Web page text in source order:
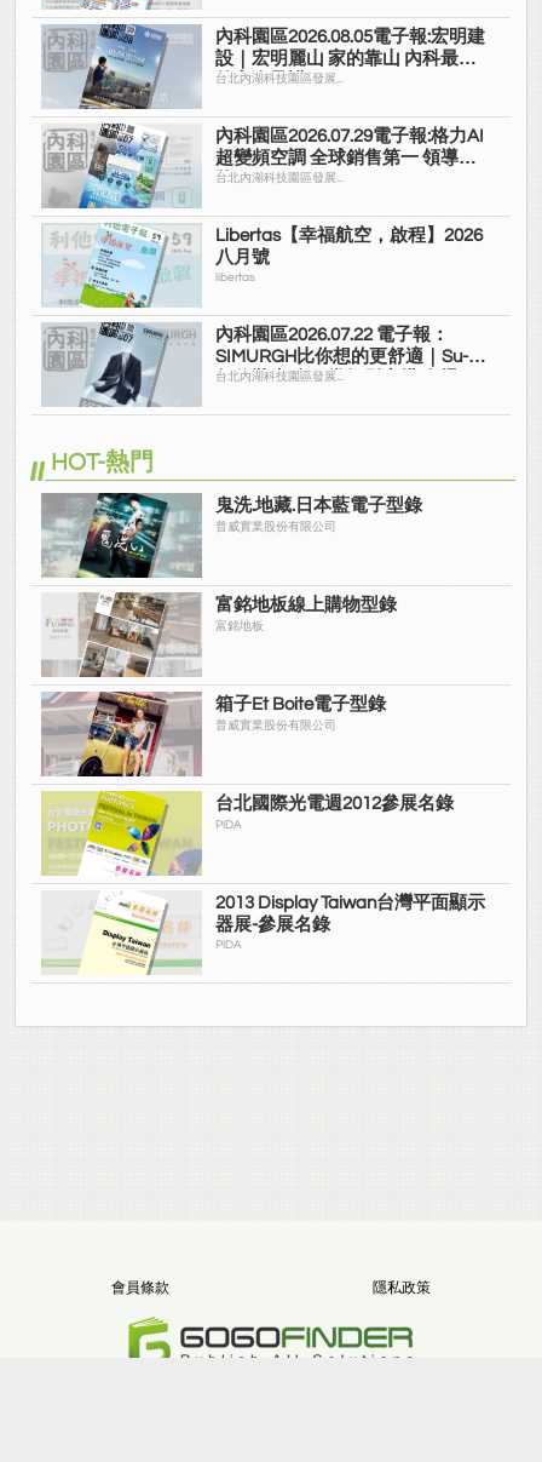
內科園區2026.08.05電子報:宏明建
設｜宏明麗山 家的靠山 內科最高
的安全承諾
台北內湖科技園區發展...
內科園區2026.07.29電子報:格力AI
超變頻空調 全球銷售第一 領導品
牌
台北內湖科技園區發展...
Libertas【幸福航空，啟程】2026
八月號
libertas
內科園區2026.07.22 電子報：
SIMURGH比你想的更舒適｜Su-Si
舒仕裝 都會日常輕鬆穿搭 免燙可
台北內湖科技園區發展...
HOT-熱門
鬼洗.地藏.日本藍電子型錄
普威實業股份有限公司
富銘地板線上購物型錄
富銘地板
箱子Et Boite電子型錄
普威實業股份有限公司
台北國際光電週2012參展名錄
PIDA
2013 Display Taiwan台灣平面顯示
器展-參展名錄
PIDA
會員條款 隱私政策